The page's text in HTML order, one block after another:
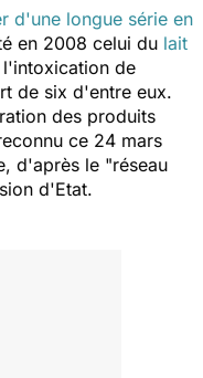
d'une longue série en
en 2008 celui du lait
de
de six d'entre eux.
des produits
ce 24 mars
d'après le "réseau
d'Etat.